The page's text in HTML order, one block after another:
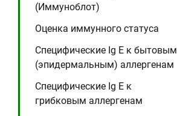
(Иммуноблот)
Оценка иммунного статуса
Специфические Ig E к бытовым
(эпидермальным) аллергенам
Специфические Ig E к
грибковым аллергенам